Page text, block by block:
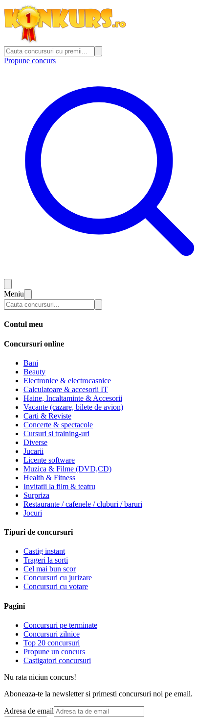
Propune concurs
Meniu
Contul meu
Concursuri online
Bani
Beauty
Electronice & electrocasnice
Calculatoare & accesorii IT
Haine, Incaltaminte & Accesorii
Vacante (cazare, bilete de avion)
Carti & Reviste
Concerte & spectacole
Cursuri si training-uri
Diverse
Jucarii
Licente software
Muzica & Filme (DVD,CD)
Health & Fitness
Invitatii la film & teatru
Surpriza
Restaurante / cafenele / cluburi / baruri
Jocuri
Tipuri de concursuri
Castig instant
Trageri la sorti
Cel mai bun scor
Concursuri cu jurizare
Concursuri cu votare
Pagini
Concursuri pe terminate
Concursuri zilnice
Top 20 concursuri
Propune un concurs
Castigatori concursuri
Nu rata niciun concurs!
Aboneaza-te la newsletter si primesti concursuri noi pe email.
Adresa de email